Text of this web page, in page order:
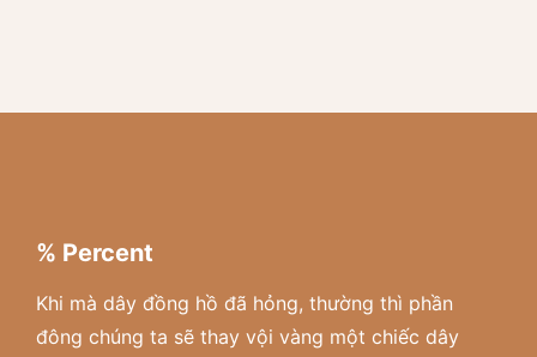
% Percent
Khi mà dây đồng hồ đã hỏng, thường thì phần
đông chúng ta sẽ thay vội vàng một chiếc dây